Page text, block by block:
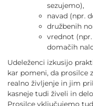
sezujemo),
navad (npr.
družbenih
vrednot
domačih
Udeleženci izkusijo
kar pomeni, da prosilce
realno življenje in jim
kasneje tudi živeli in
Prosilce vključujemo